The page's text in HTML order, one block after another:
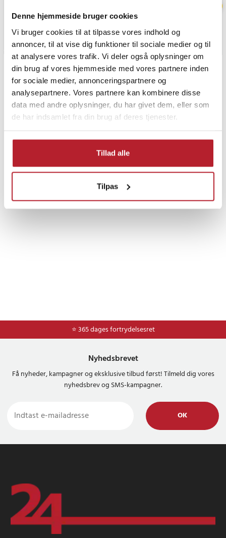
Denne hjemmeside bruger cookies
Vi bruger cookies til at tilpasse vores indhold og
annoncer, til at vise dig funktioner til sociale medier og til
at analysere vores trafik. Vi deler også oplysninger om
din brug af vores hjemmeside med vores partnere inden
for sociale medier, annonceringspartnere og
analysepartnere. Vores partnere kan kombinere disse
data med andre oplysninger, du har givet dem, eller som
de har indsamlet fra din brug af deres tjenester.
Tillad alle
Tilpas
Wozinsky Invisible Film har en ridsefasthed på 3H, hvilket betyder,
at du kan bære din telefon sammen med nøgler eller mønter uden
at bekymre dig om skader på skærmen. Med beskyttelsesfilmen
Wozinsky Invisible Film kan du være sikker på, at din foldbare
telefon vil forblive i fremragende stand i mange måneder
fremover.
Article number:API-HUR-122925
PRISGARANTI
UDSALG
Finde gode tilbud
Skærmbeskyttelse
⭐ 365 dages fortrydelsesret
Nyhedsbrevet
Få nyheder, kampagner og eksklusive tilbud først! Tilmeld dig vores
nyhedsbrev og SMS-kampagner.
OK